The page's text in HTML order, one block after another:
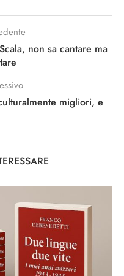
non sa cantare ma
migliori, e